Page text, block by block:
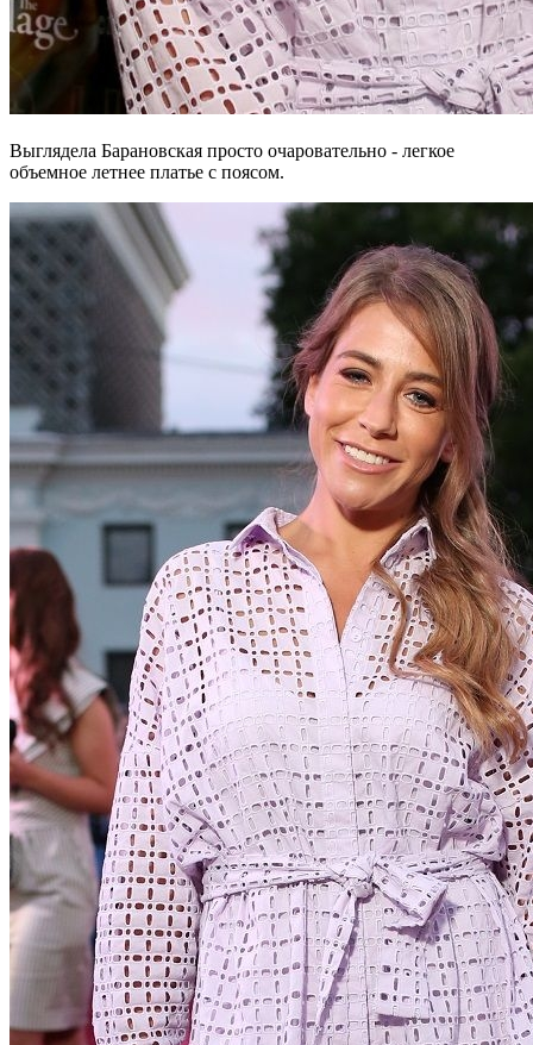
Выглядела Барановская просто очаровательно - легкое
объемное летнее платье с поясом.